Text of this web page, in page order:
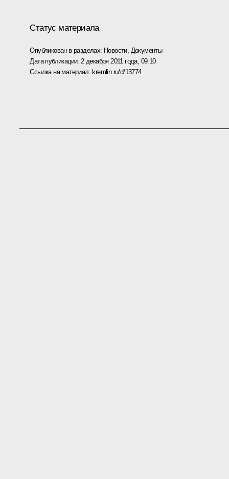
Статус материала
Опубликован в разделах: Новости, Документы
Дата публикации: 2 декабря 2011 года, 09:10
Ссылка на материал: kremlin.ru/d/13774